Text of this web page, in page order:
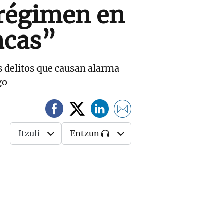
en
que causan alarma
Itzuli Entzun